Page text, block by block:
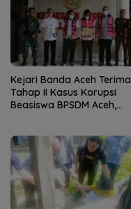
Kejari Banda Aceh Terima
Tahap II Kasus Korupsi
Beasiswa BPSDM Aceh,